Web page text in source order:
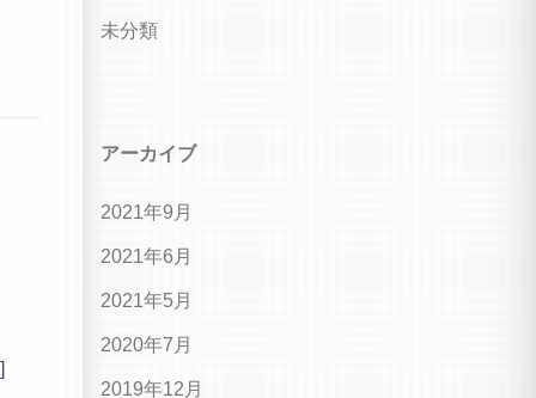
未分類
アーカイブ
2021年9月
2021年6月
2021年5月
2020年7月
2019年12月